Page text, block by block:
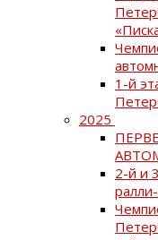
1-й
2025
2-й и